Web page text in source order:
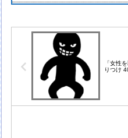
「女性
りつけ